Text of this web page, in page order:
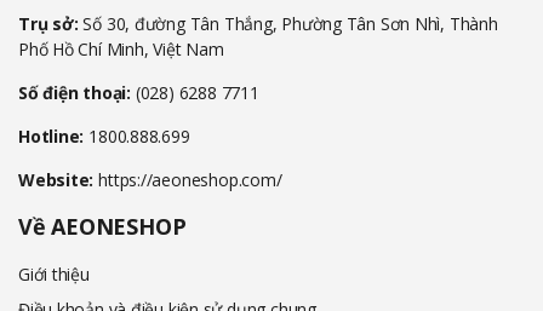
Trụ sở: Số 30, đường Tân Thắng, Phường Tân Sơn Nhì, Thành
Phố Hồ Chí Minh, Việt Nam
Số điện thoại: (028) 6288 7711
Hotline: 1800.888.699
Website: https://aeoneshop.com/
Về AEONESHOP
Giới thiệu